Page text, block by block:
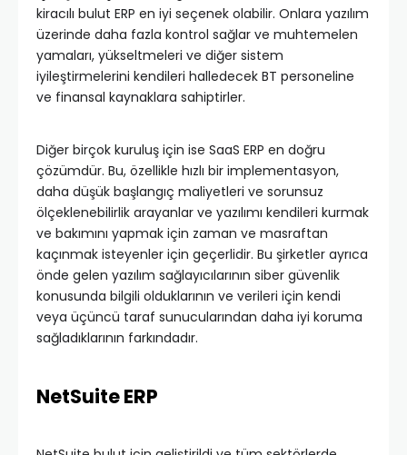
kiracılı bulut ERP en iyi seçenek olabilir. Onlara yazılım
üzerinde daha fazla kontrol sağlar ve muhtemelen
yamaları, yükseltmeleri ve diğer sistem
iyileştirmelerini kendileri halledecek BT ​​personeline
ve finansal kaynaklara sahiptirler.
Diğer birçok kuruluş için ise SaaS ERP en doğru
çözümdür. Bu, özellikle hızlı bir implementasyon,
daha düşük başlangıç ​​maliyetleri ve sorunsuz
ölçeklenebilirlik arayanlar ve yazılımı kendileri kurmak
ve bakımını yapmak için zaman ve masraftan
kaçınmak isteyenler için geçerlidir. Bu şirketler ayrıca
önde gelen yazılım sağlayıcılarının siber güvenlik
konusunda bilgili olduklarının ve verileri için kendi
veya üçüncü taraf sunucularından daha iyi koruma
sağladıklarının farkındadır.
NetSuite ERP